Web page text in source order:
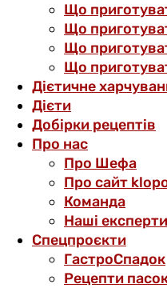
Що
Що
Що
Що
Дієтичне
Дієти
Добірки рецептів
Про нас
Про Шефа
Про сайт
Команда
Наші експерти
Спецпроєкти
ГастроСпадок
Рецепти